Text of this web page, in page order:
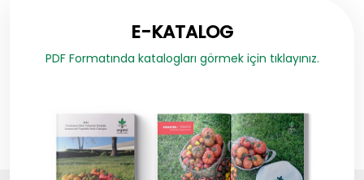
E-KATALOG
PDF Formatında katalogları görmek için tıklayınız.